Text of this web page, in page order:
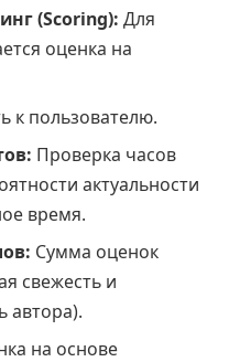
(Scoring): Для
оценка на
к пользователю.
Проверка часов
актуальности
время.
Сумма оценок
свежесть и
автора).
на основе